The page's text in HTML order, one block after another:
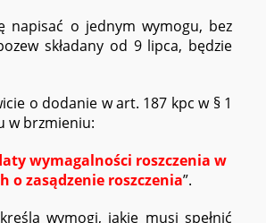
napisać o jednym wymogu, bez
składany od 9 lipca, będzie
o dodanie w art. 187 kpc w § 1
w brzmieniu:
wymagalności roszczenia w
o zasądzenie roszczenia”.
wymogi, jakie musi spełnić